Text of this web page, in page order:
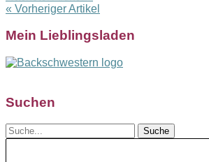
« Vorheriger Artikel
Mein Lieblingsladen
Suchen